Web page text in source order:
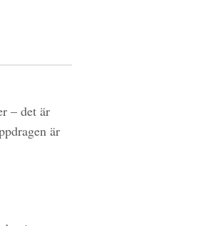
– det är
är